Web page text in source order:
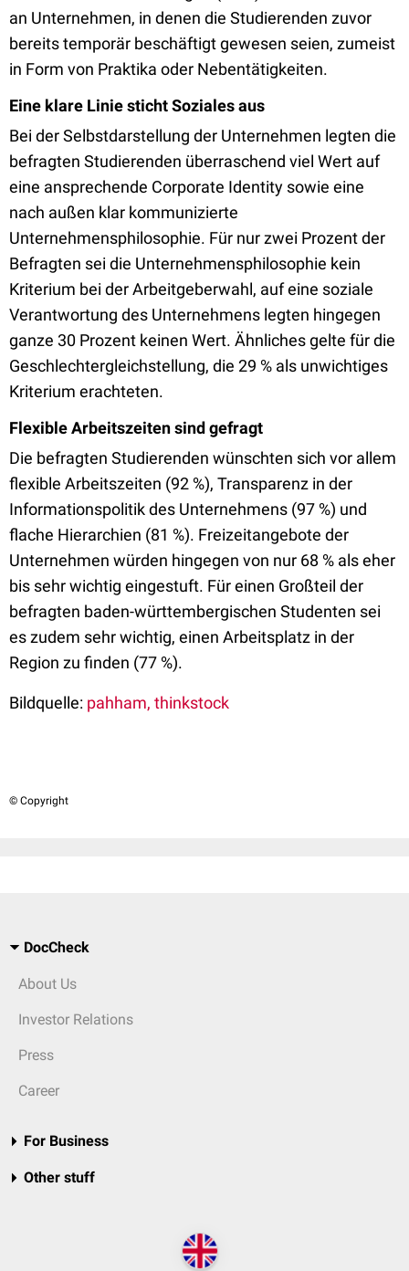
an Unternehmen, in denen die Studierenden zuvor
bereits temporär beschäftigt gewesen seien, zumeist
in Form von Praktika oder Nebentätigkeiten.
Eine klare Linie sticht Soziales aus
Bei der Selbstdarstellung der Unternehmen legten die
befragten Studierenden überraschend viel Wert auf
eine ansprechende Corporate Identity sowie eine
nach außen klar kommunizierte
Unternehmensphilosophie. Für nur zwei Prozent der
Befragten sei die Unternehmensphilosophie kein
Kriterium bei der Arbeitgeberwahl, auf eine soziale
Verantwortung des Unternehmens legten hingegen
ganze 30 Prozent keinen Wert. Ähnliches gelte für die
Geschlechtergleichstellung, die 29 % als unwichtiges
Kriterium erachteten.
Flexible Arbeitszeiten sind gefragt
Die befragten Studierenden wünschten sich vor allem
flexible Arbeitszeiten (92 %), Transparenz in der
Informationspolitik des Unternehmens (97 %) und
flache Hierarchien (81 %). Freizeitangebote der
Unternehmen würden hingegen von nur 68 % als eher
bis sehr wichtig eingestuft. Für einen Großteil der
befragten baden-württembergischen Studenten sei
es zudem sehr wichtig, einen Arbeitsplatz in der
Region zu finden (77 %).
Bildquelle: pahham, thinkstock
© Copyright
DocCheck
About Us
Investor Relations
Press
Career
For Business
Other stuff